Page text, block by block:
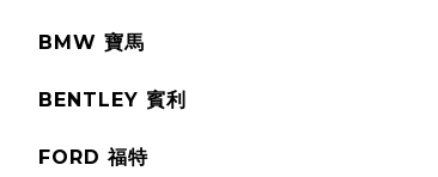
BMW 寶馬
BENTLEY 賓利
FORD 福特